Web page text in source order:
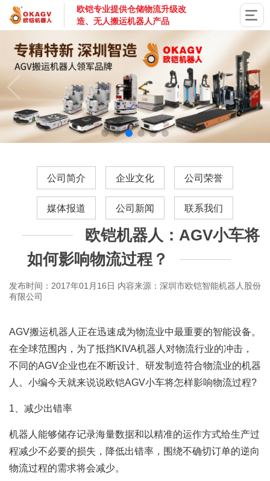
欧铠专业提供仓储物流升级改
造、无人搬运机器人产品
公司简介 企业文化 公司荣誉
媒体报道 公司新闻 联系我们
欧铠机器人：AGV小车将
如何影响物流过程？
发布时间：2017年01月16日 内容来源：深圳市欧铠智能机器人股份
有限公司
AGV搬运机器人正在迅速成为物流业中最重要的智能设备。
在全球范围内，为了抵挡KIVA机器人对物流行业的冲击，
不同的AGV企业也在不断设计、研发制造符合物流业的机器
人。小编今天就来说说欧铠AGV小车将怎样影响物流过程?
1、减少出错率
机器人能够储存记录海量数据和以精准的运作方式给生产过
程减少不必要的损失，降低出错率，围绕不确切订单的逆向
物流过程的需求将会减少。